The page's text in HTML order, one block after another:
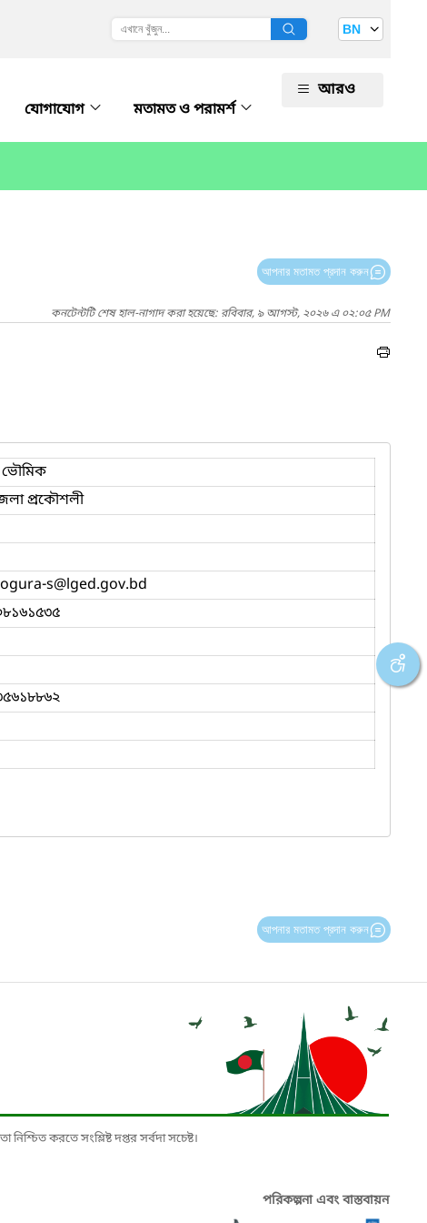
BN
যোগাযোগ মতামত ও পরামর্শ
আরও
আপনার মতামত প্রদান করুন
কনটেন্টটি শেষ হাল-নাগাদ করা হয়েছে: রবিবার, ৯ আগস্ট, ২০২৬ এ ০২:০৫ PM
ভৌমিক
প্রকৌশলী
s@lged.gov.bd
আপনার মতামত প্রদান করুন
করতে সংশ্লিষ্ট দপ্তর সর্বদা সচেষ্ট।
পরিকল্পনা এবং বাস্তবায়ন